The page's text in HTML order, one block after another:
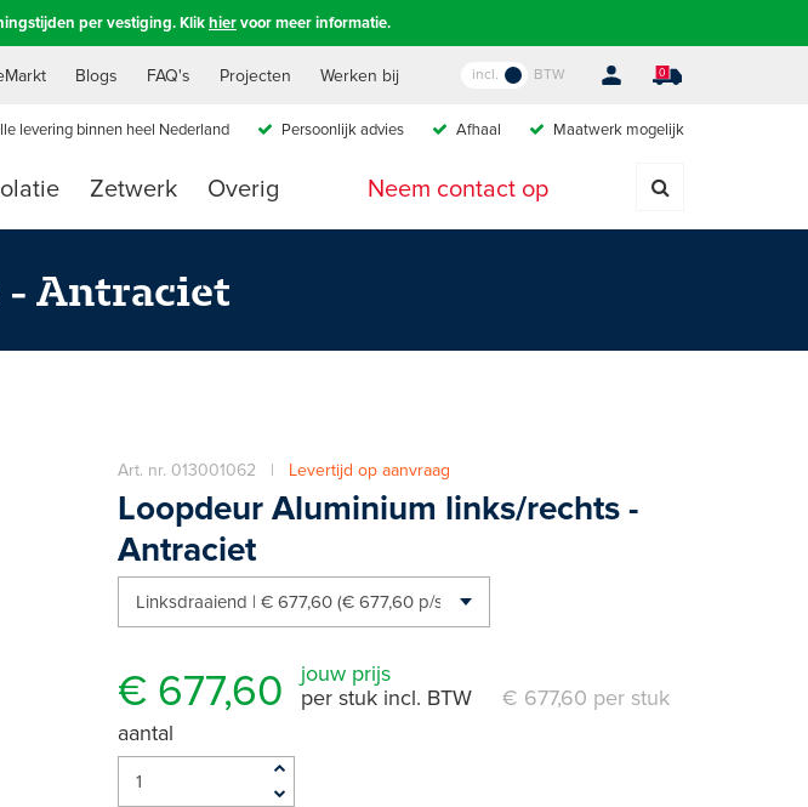
per vestiging. Klikhiervoor meer informatie.
Blogs FAQ's Projecten Werken bij incl. BTW 0
levering binnen heel Nederland Persoonlijk advies Afhaal Maatwerk mogelijk
Zetwerk Overig Neem contact op
Antraciet
Art. nr. 013001062 | Levertijd op aanvraag
Loopdeur Aluminium links/rechts -
Antraciet
€ 677,60
jouw prijs
per stuk incl. BTW
€ 677,60 per stuk
aantal